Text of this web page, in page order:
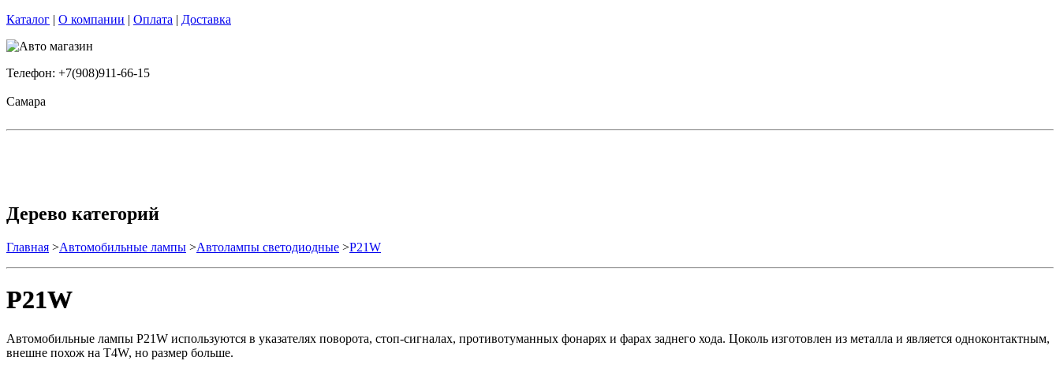
Каталог | О компании | Оплата | Доставка
Телефон: +7(908)911-66-15
Самара
Дерево категорий
Главная >Автомобильные лампы >Автолампы светодиодные >P21W
P21W
Автомобильные лампы P21W используются в указателях поворота, стоп-сигналах, противотуманных фонарях и фарах заднего хода. Цоколь изготовлен из металла и является одноконтактным,
внешне похож на T4W, но размер больше.